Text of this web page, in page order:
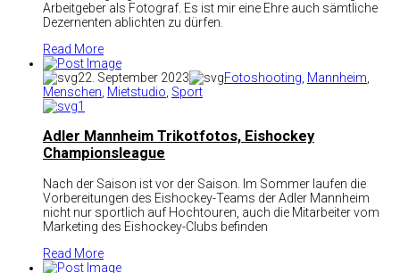
Arbeitgeber als Fotograf. Es ist mir eine Ehre auch sämtliche
Dezernenten ablichten zu dürfen.
Read More
22. September 2023
Fotoshooting Mannheim
Menschen Mietstudio Sport
1
Adler Mannheim Trikotfotos, Eishockey
Championsleague
Nach der Saison ist vor der Saison. Im Sommer laufen die
Vorbereitungen des Eishockey-Teams der Adler Mannheim
nicht nur sportlich auf Hochtouren, auch die Mitarbeiter vom
Marketing des Eishockey-Clubs befinden
Read More